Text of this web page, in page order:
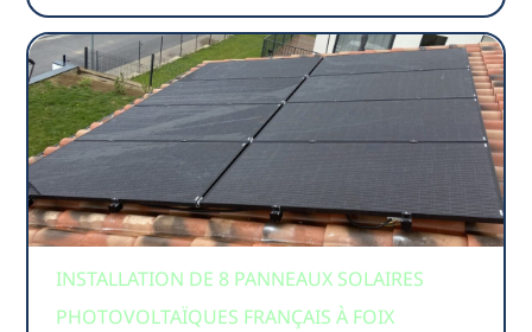
INSTALLATION DE 8 PANNEAUX SOLAIRES
PHOTOVOLTAÏQUES FRANÇAIS À FOIX